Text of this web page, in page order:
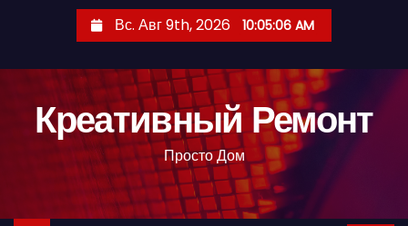
с
Вс. Авг 9th, 2026 10:05:07 AM
Креативный Ремонт
Просто Дом